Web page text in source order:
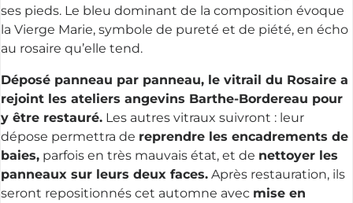
ses pieds. Le bleu dominant de la composition évoque
la Vierge Marie, symbole de pureté et de piété, en écho
au rosaire qu’elle tend.
Déposé panneau par panneau, le vitrail du Rosaire a
rejoint les ateliers angevins Barthe-Bordereau pour
y être restauré. Les autres vitraux suivront : leur
dépose permettra de reprendre les encadrements de
baies, parfois en très mauvais état, et de nettoyer les
panneaux sur leurs deux faces. Après restauration, ils
seront repositionnés cet automne avec mise en